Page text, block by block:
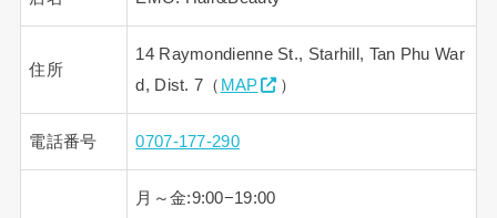
住所
14 Raymondienne St., Starhill, Tan Phu War
d, Dist. 7（ MAP ）
電話番号 0707-177-290
月～金:9:00−19:00